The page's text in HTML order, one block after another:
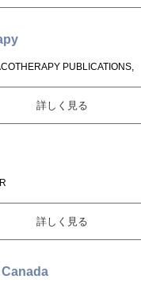
PUBLICATIONS,
詳しく見る
詳しく見る